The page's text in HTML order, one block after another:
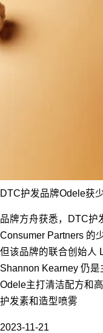
DTC护发品牌Odele获
品牌方舟获悉，DTC护
Consumer Partners 的
但该品牌的联合创始人
Shannon Kearney 仍是
Odele主打清洁配方和
护发素和造型喷雾
2023-11-21